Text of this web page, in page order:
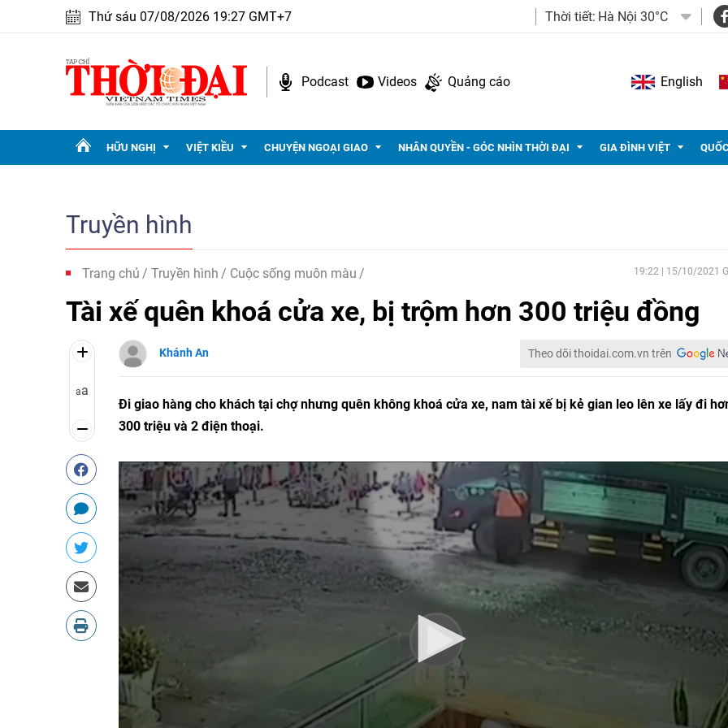
Thứ sáu 07/08/2026 19:27 GMT+7 Thời tiết: Hà Nội 30°C
Podcast Videos Quảng cáo English
HỮU NGHỊ VIỆT KIỀU CHUYỆN NGOẠI GIAO NHÂN QUYỀN - GÓC NHÌN THỜI ĐẠI GIA ĐÌNH VIỆT
Truyền hình
Trang chủ Truyền hình Cuộc sống muôn màu 19:22 | 15/10/2021
Tài xế quên khoá cửa xe, bị trộm hơn 300 triệu đồng
aa
Khánh An Theo dõi thoidai.com.vn trên
Đi giao hàng cho khách tại chợ nhưng quên không khoá cửa xe, nam tài xế bị kẻ gian leo lên xe lấy đi
300 triệu và 2 điện thoại.